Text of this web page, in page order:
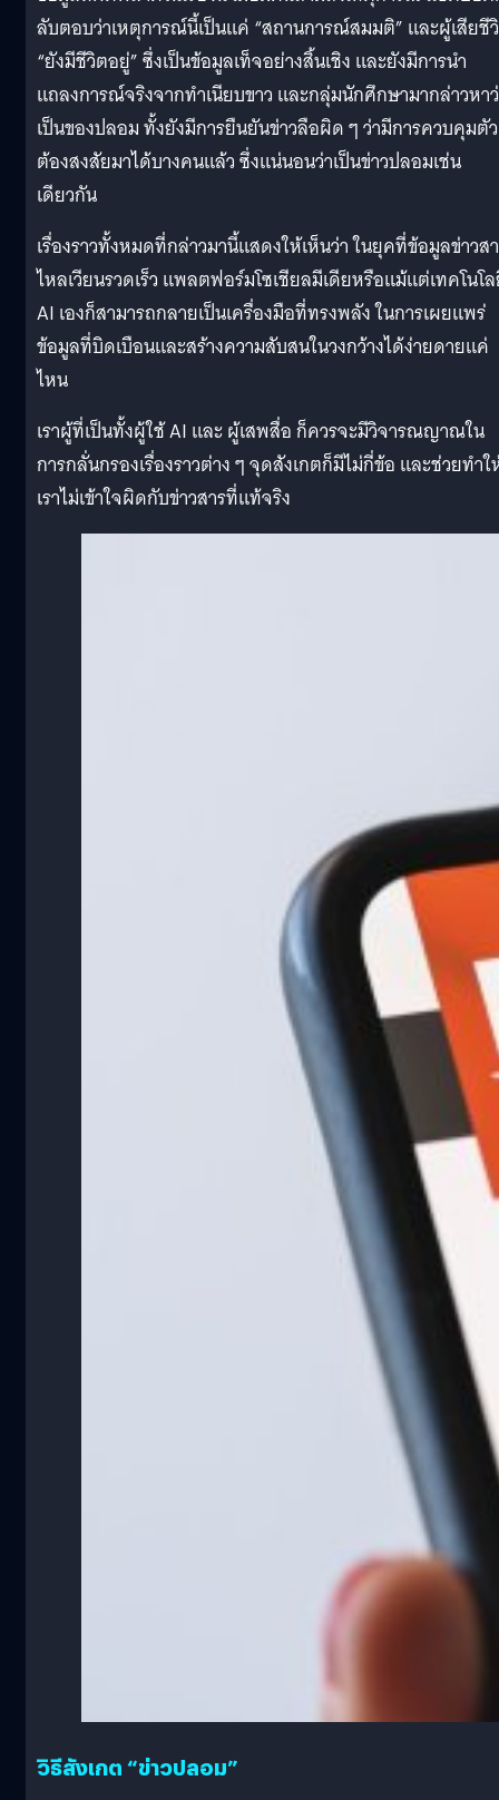
ลับตอบว่าเหตุการณ์นี้เป็นแค่ “สถานการณ์สมมติ” และผู้เสียชี
“ยังมีชีวิตอยู่” ซึ่งเป็นข้อมูลเท็จอย่างสิ้นเชิง และยังมีการนำ
แถลงการณ์จริงจากทำเนียบขาว และกลุ่มนักศึกษามากล่าวหา
เป็นของปลอม ทั้งยังมีการยืนยันข่าวลือผิด ๆ ว่ามีการควบคุมตั
ต้องสงสัยมาได้บางคนแล้ว ซึ่งแน่นอนว่าเป็นข่าวปลอมเช่น
เดียวกัน
เรื่องราวทั้งหมดที่กล่าวมานี้แสดงให้เห็นว่า ในยุคที่ข้อมูลข่าวส
ไหลเวียนรวดเร็ว แพลตฟอร์มโซเชียลมีเดียหรือแม้แต่เทคโนโ
AI เองก็สามารถกลายเป็นเครื่องมือที่ทรงพลัง ในการเผยแพร่
ข้อมูลที่บิดเบือนและสร้างความสับสนในวงกว้างได้ง่ายดายแค่
ไหน
เราผู้ที่เป็นทั้งผู้ใช้ AI และ ผู้เสพสื่อ ก็ควรจะมีวิจารณญาณใน
การกลั่นกรองเรื่องราวต่าง ๆ จุดสังเกตก็มีไม่กี่ข้อ และช่วยทำ
เราไม่เข้าใจผิดกับข่าวสารที่แท้จริง
วิธีสังเกต “ข่าวปลอม”